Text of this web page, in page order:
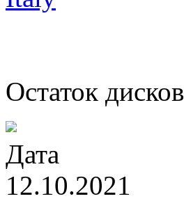
Остаток дисков
Дата
12.10.2021